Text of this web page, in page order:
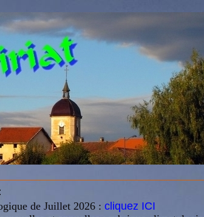
de Juillet 2026 : cliquez ICI